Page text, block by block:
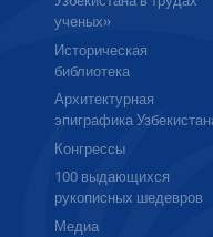
ученых»
Историческая
библиотека
Архитектурная
эпиграфика
Конгрессы
100 выдающихся
рукописных шедевров
Медиа